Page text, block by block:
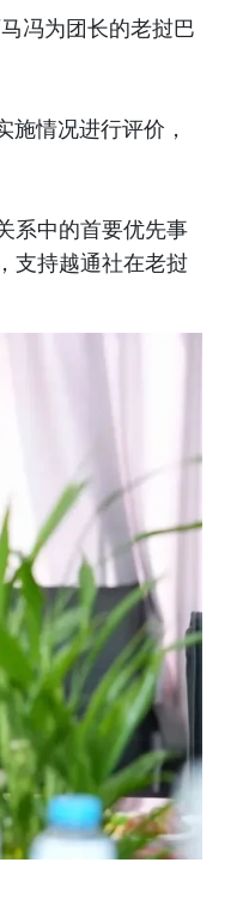
冯为团长的老挝巴
情况进行评价，
系中的首要优先事
支持越通社在老挝